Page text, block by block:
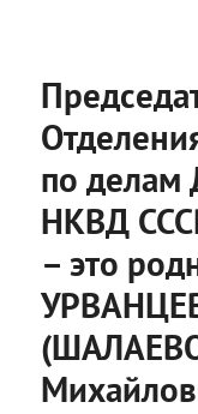
по
НКВД
– это